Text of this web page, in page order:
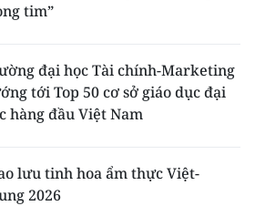
tim”
đại học Tài chính-Marketing
tới Top 50 cơ sở giáo dục đại
hàng đầu Việt Nam
lưu tinh hoa ẩm thực Việt-
2026